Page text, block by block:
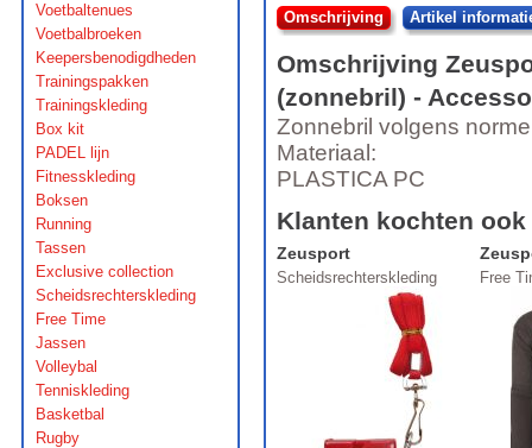
Voetbaltenues
Voetbalbroeken
Keepersbenodigdheden
Trainingspakken
Trainingskleding
Box kit
PADEL lijn
Fitnesskleding
Boksen
Running
Tassen
Exclusive collection
Scheidsrechterskleding
Free Time
Jassen
Volleybal
Tenniskleding
Basketbal
Rugby
Omschrijving Artikel
Omschrijving
(zonnebril) -
Zonnebril volgens
Materiaal:
PLASTICA PC
Klanten kochten ook
Zeusport
Scheidsrechterskleding Free